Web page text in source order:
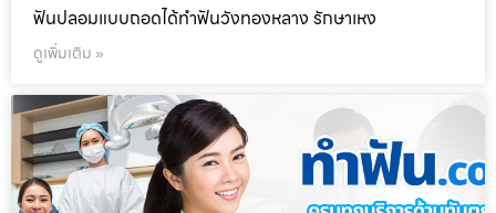
ฟันปลอมแบบถอดได้ทำฟันวังทองหลาง รักษาเหง
ดูเพิ่มเติม »